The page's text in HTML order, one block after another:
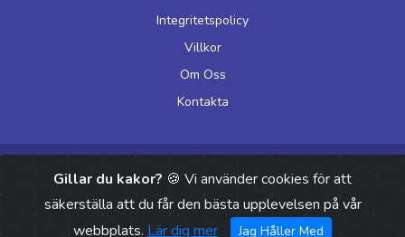
Gillar du kakor? 🍪 Vi använder cookies för att
säkerställa att du får den bästa upplevelsen på vår
webbplats. Lär dig mer Jag Håller Med
Integritetspolicy
Villkor
Om Oss
Kontakta
© 2026 Arbetsformedlingen Öppettider. Alla rättigheter förbehållna.